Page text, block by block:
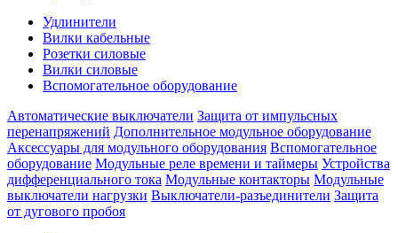
Удлинители
Вилки кабельные
Розетки силовые
Вилки силовые
Вспомогательное оборудование
Автоматические выключатели Защита от импульсных
перенапряжений Дополнительное модульное оборудование
Аксессуары для модульного оборудования Вспомогательное
оборудование Модульные реле времени и таймеры Устройства
дифференциального тока Модульные контакторы Модульные
выключатели нагрузки Выключатели-разъединители Защита
от дугового пробоя